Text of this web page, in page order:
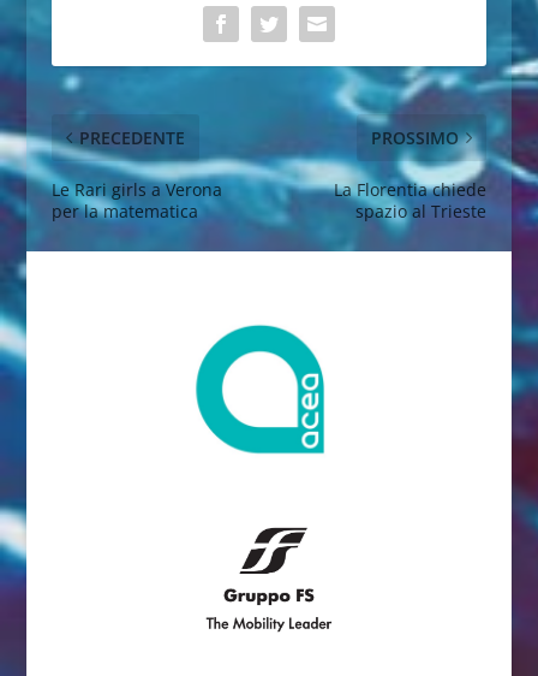
PRECEDENTE
Le Rari girls a Verona
per la matematica
PROSSIMO
La Florentia chiede
spazio al Trieste